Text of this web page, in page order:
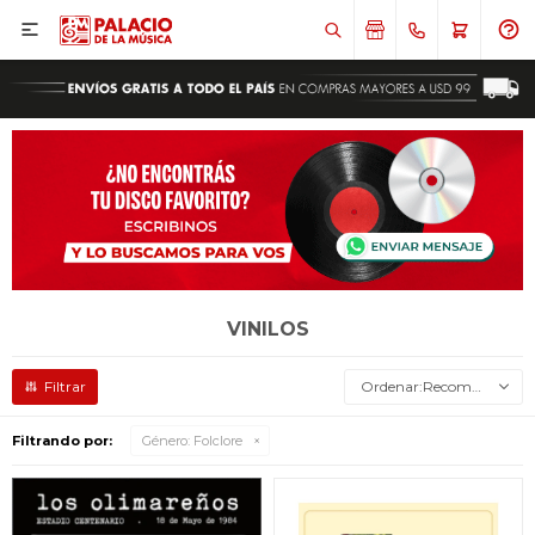

VINILOS
Recomendados
Filtrando por: Género: Folclore